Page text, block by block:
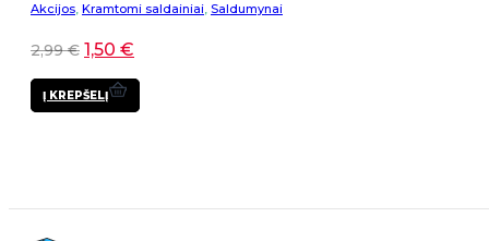
Akcijos, Kramtomi saldainiai, Saldumynai
2,99€ 1,50 €
Į KREPŠELĮ